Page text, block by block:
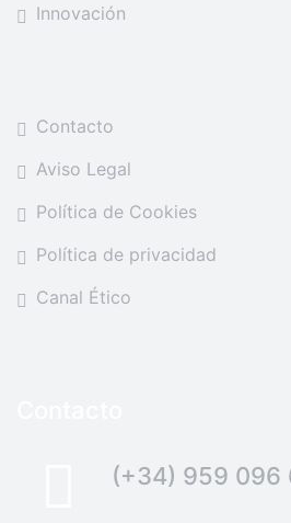
Innovación
Contacto
Aviso Legal
Política de Cookies
Política de privacidad
Canal Ético
(+34) 959 096